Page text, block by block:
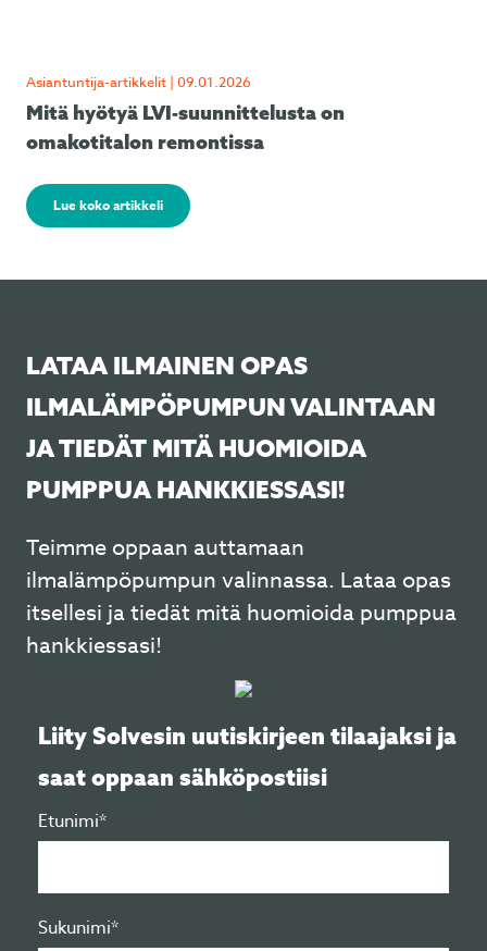
Asiantuntija-artikkelit | 09.01.2026
Mitä hyötyä LVI-suunnittelusta on
omakotitalon remontissa
Lue koko artikkeli
LATAA ILMAINEN OPAS
ILMALÄMPÖPUMPUN VALINTAAN
JA TIEDÄT MITÄ HUOMIOIDA
PUMPPUA HANKKIESSASI!
Teimme oppaan auttamaan
ilmalämpöpumpun valinnassa. Lataa opas
itsellesi ja tiedät mitä huomioida pumppua
hankkiessasi!
Liity Solvesin uutiskirjeen tilaajaksi ja
saat oppaan sähköpostiisi
Etunimi*
Sukunimi*